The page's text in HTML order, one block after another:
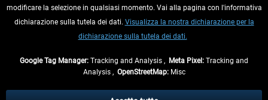
RECEDERE DAL CONTRATTO
INFORMAZIONI
modificare la selezione in qualsiasi momento. Vai alla pagina con l'informativa
dichiarazione sulla tutela dei dati. Visualizza la nostra dichiarazione per la
dichiarazione sulla tutela dei dati.
Google Tag Manager: Tracking and Analysis , Meta Pixel: Tracking and
Analysis , OpenStreetMap:Misc